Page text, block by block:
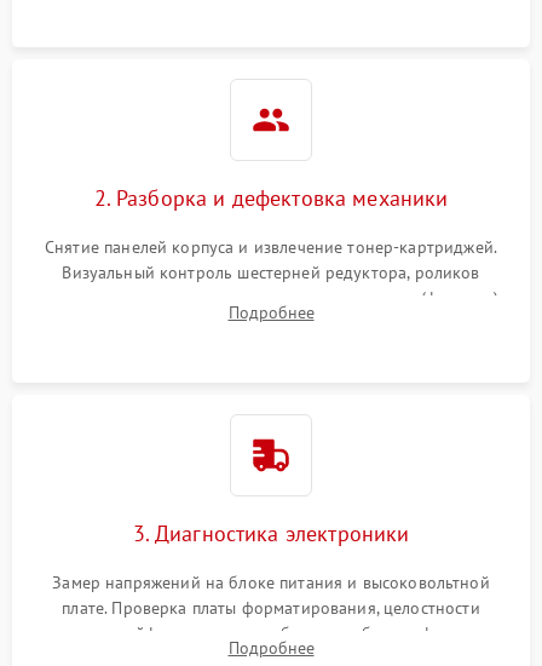
2. Разборка и дефектовка механики
Снятие панелей корпуса и извлечение тонер-картриджей.
Визуальный контроль шестерней редуктора, роликов
захвата, термопленки и прижимного вала в печи (фьюзере).
Проверка оптики сканера на загрязнения.
Подробнее
3. Диагностика электроники
Замер напряжений на блоке питания и высоковольтной
плате. Проверка платы форматирования, целостности
плоских шлейфов сканера и работоспособности флажков и
оптопар (датчиков прохождения бумаги).
Подробнее